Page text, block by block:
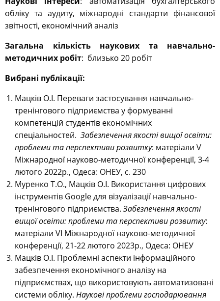
обліку та аудиту, міжнародні стандарти фінансової
звітності, економічний аналіз
Загальна кількість наукових та навчально-
методичних робіт: близько 20 робіт
Вибрані публікації:
Мацків О.І. Переваги застосування навчально-
тренінгового підприємства у формуванні
компетенцій студентів економічних
спеціальностей. Забезпечення якості вищої освіти:
проблеми та перспективи розвитку: матеріали V
Міжнародної науково-методичної конференції, 3-4
лютого 2022р., Одеса: ОНЕУ, с. 230
Муренко Т.О., Мацків О.І. Використання цифрових
інструментів Google для візуалізації навчально-
тренінгового підприємства. Забезпечення якості
вищої освіти: проблеми та перспективи розвитку:
матеріали VІ Міжнародної науково-методичної
конференції, 21-22 лютого 2023р., Одеса: ОНЕУ
Мацків О.І. Проблемні аспекти інформаційного
забезпечення економічного аналізу на
підприємствах, що використовують автоматизовані
системи обліку. Наукові проблеми господарювання